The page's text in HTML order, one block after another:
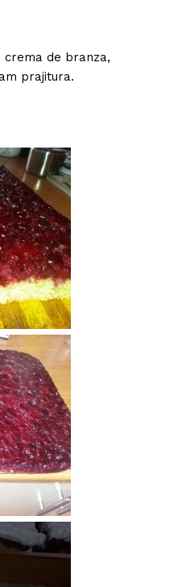
crema de branza,
prajitura.